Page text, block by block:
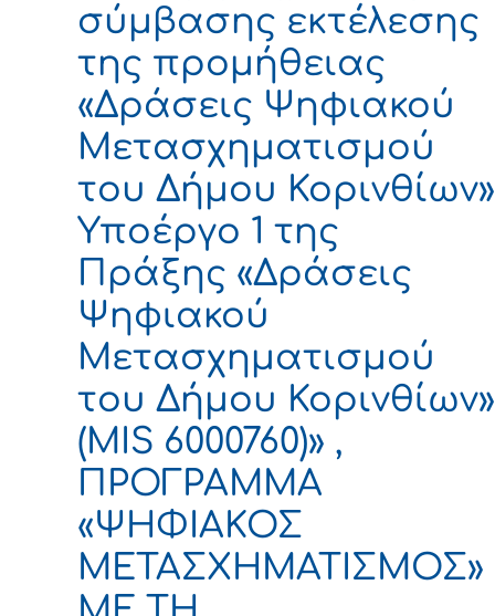
σύμβασης εκτέλεσης
της προμήθειας
«Δράσεις Ψηφιακού
Μετασχηματισμού
του Δήμου Κορινθίων»
Υποέργο 1 της
Πράξης «Δράσεις
Ψηφιακού
Μετασχηματισμού
του Δήμου Κορινθίων»
(MIS 6000760)» ,
ΠΡΟΓΡΑΜΜΑ
«ΨΗΦΙΑΚΟΣ
ΜΕΤΑΣΧΗΜΑΤΙΣΜΟΣ»